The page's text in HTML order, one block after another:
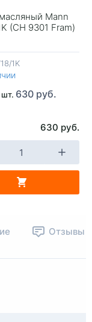
Mann
(CH 9301 Fram)
1K
шт. 630 руб.
630 руб.
Отзывы